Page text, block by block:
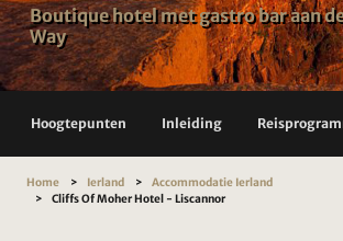
Boutique hotel met gastro bar aan
Way
Hoogtepunten Inleiding
Home Ierland
Accommodatie Ierland
Cliffs Of Moher Hotel - Liscannor